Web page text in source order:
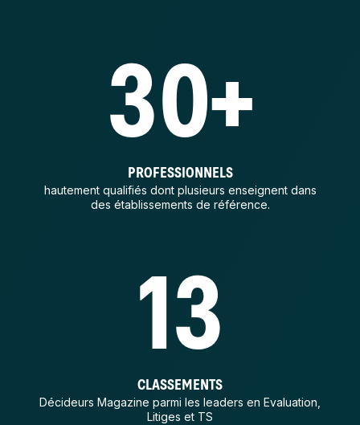
30+
PROFESSIONNELS
hautement qualifiés dont plusieurs enseignent dans
des établissements de référence.
13
CLASSEMENTS
Décideurs Magazine parmi les leaders en Evaluation,
Litiges et TS